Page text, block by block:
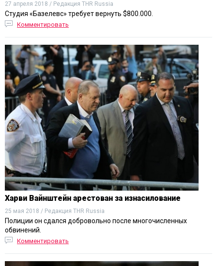
27 апреля 2018 / Редакция THR Russia
Студия «Базелевс» требует вернуть $800.000.
Комментировать
Харви Вайнштейн арестован за изнасилование
25 мая 2018 / Редакция THR Russia
Полиции он сдался добровольно после многочисленных
обвинений.
Комментировать